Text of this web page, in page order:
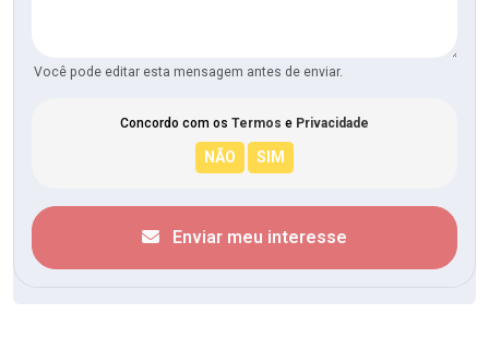
Você pode editar esta mensagem antes de enviar.
Concordo com os Termos e Privacidade
Enviar meu interesse